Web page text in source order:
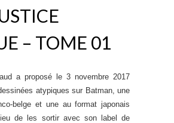
– TOME 01
a proposé le 3 novembre 2017
atypiques sur Batman, une
belge et une au format japonais
de les sortir avec son label de